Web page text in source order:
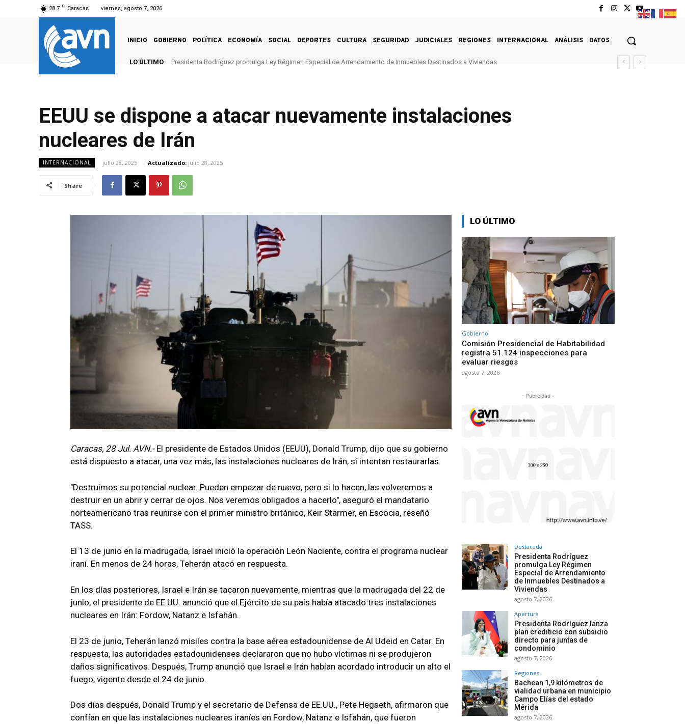
28.7 C Caracas viernes, agosto 7, 2026
INICIO GOBIERNO POLÍTICA ECONOMÍA SOCIAL DEPORTES CULTURA SEGURIDAD JUDICIALES REGIONES INTERNACIONAL ANÁLISIS DATOS
LO ÚLTIMO Presidenta Rodríguez promulga Ley Régimen Especial de Arrendamiento de Inmuebles Destinados a Viviendas
EEUU se dispone a atacar nuevamente instalaciones
nucleares de Irán
INTERNACIONAL julio 28, 2025 Actualizado: julio 28, 2025
Share
Caracas, 28 Jul. AVN.- El presidente de Estados Unidos (EEUU), Donald Trump, dijo que su gobierno
está dispuesto a atacar, una vez más, las instalaciones nucleares de Irán, si intentan restaurarlas.
"Destruimos su potencial nuclear. Pueden empezar de nuevo, pero si lo hacen, las volveremos a
destruir en un abrir y cerrar de ojos. Nos veremos obligados a hacerlo", aseguró el mandatario
norteamericano tras reunirse con el primer ministro británico, Keir Starmer, en Escocia, reseñó
TASS.
El 13 de junio en la madrugada, Israel inició la operación León Naciente, contra el programa nuclear
iraní. En menos de 24 horas, Teherán atacó en respuesta.
En los días posteriores, Israel e Irán se tacaron nuevamente, mientras que la madrugada del 22 de
junio, el presidente de EE.UU. anunció que el Ejército de su país había atacado tres instalaciones
nucleares en Irán: Fordow, Natanz e Isfahán.
El 23 de junio, Teherán lanzó misiles contra la base aérea estadounidense de Al Udeid en Catar. En
respuesta, las autoridades estadounidenses declararon que no hubo víctimas ni se produjeron
daños significativos. Después, Trump anunció que Israel e Irán habían acordado introducir un alto el
fuego, vigente desde el 24 de junio.
Dos días después, Donald Trump y el secretario de Defensa de EE.UU., Pete Hegseth, afirmaron que
confían en que las instalaciones nucleares iraníes en Fordow, Natanz e Isfahán, que fueron
LO ÚLTIMO
Gobierno
Comisión Presidencial de Habitabilidad
registra 51.124 inspecciones para
evaluar riesgos
agosto 7, 2026
- Publicidad -
Destacada
Presidenta Rodríguez
promulga Ley Régimen
Especial de Arrendamiento
de Inmuebles Destinados a
Viviendas
agosto 7, 2026
Apertura
Presidenta Rodríguez lanza
plan crediticio con subsidio
directo para juntas de
condominio
agosto 7, 2026
Regiones
Bachean 1,9 kilómetros de
vialidad urbana en municipio
Campo Elías del estado
Mérida
agosto 7, 2026